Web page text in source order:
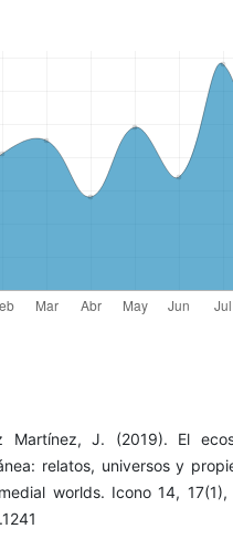
Martínez, J. (2019). El
relatos, universos y
worlds. Icono 14,